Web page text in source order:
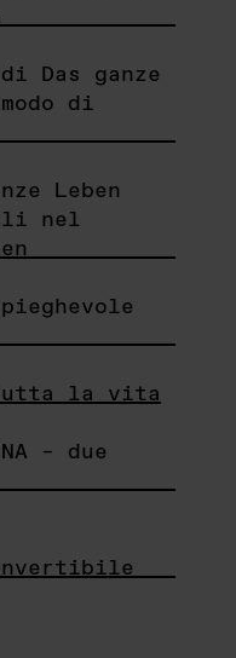
Das ganze
di
Leben
nel
tutta la vita
– due